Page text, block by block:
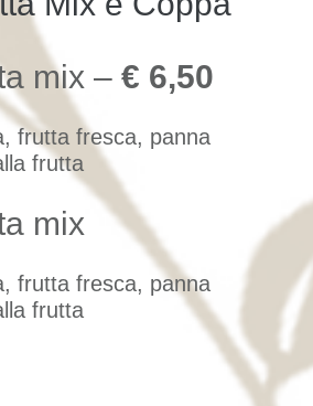
mix – € 6,50
frutta fresca, panna
frutta
mix
frutta fresca, panna
frutta